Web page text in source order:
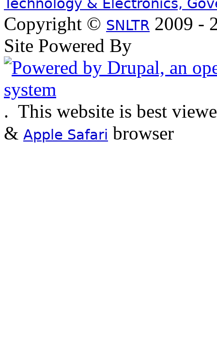
Technology & Electronics,
Copyright © SNLTR 2009 -
Site Powered By
. This website is best
& Apple Safari browser